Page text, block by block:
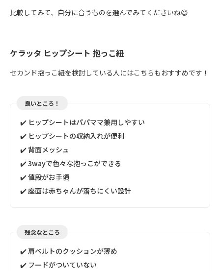
比較してみて、自分に合うものを選んでみてくださいね😃
ケラッタ ヒップシート 抱っこ紐
セカンド抱っこ紐を検討している人にはこちらもおすすめです！
良いところ！
✔️ ヒップシートはパパママ兼用しやすい
✔️ ヒップシートの収納入れが便利
✔️ 背面メッシュ
✔️ 3wayで色々な抱っこができる
✔️ 値段がお手頃
✔️ 座面は赤ちゃんが落ちにくい設計
残念なところ
✔️ 肩ベルトのクッションが薄め
✔️ フードがついていない